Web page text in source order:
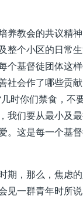
养教会的共议精
整个小区的日常
个基督徒团体这
社会作了哪些贡
时你们禁食，
我们要从最小及
这是每一个基督
期，那么，焦虑
见一群青年时所